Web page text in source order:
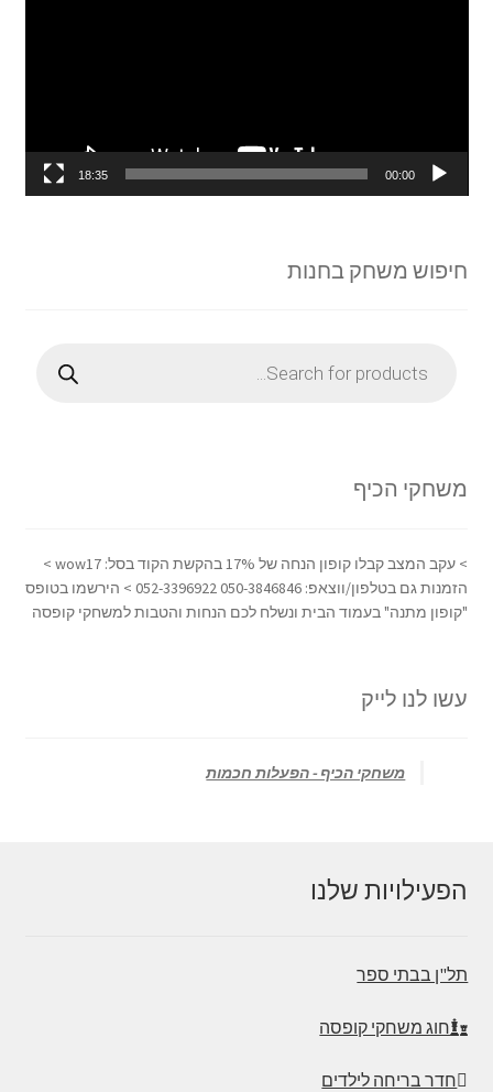
00:00
18:35
חיפוש משחק בחנות
search
משחקי הכיף
> עקב המצב קבלו קופון הנחה של 17% בהקשת הקוד בסל: wow17 >
הזמנות גם בטלפון/ווצאפ: 050-3846846 052-3396922 > הירשמו בטופס
"קופון מתנה" בעמוד הבית ונשלח לכם הנחות והטבות למשחקי קופסה
עשו לנו לייק
‏משחקי הכיף - הפעלות חכמות‏
הפעילויות שלנו
תל"ן בבתי ספר
חוג משחקי קופסה
חדר בריחה לילדים